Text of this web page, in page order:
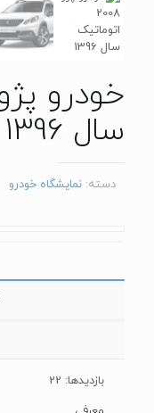
سال 1396
دسته: نمایشگاه خودرو
بازدیدها: 22